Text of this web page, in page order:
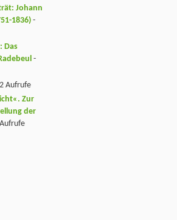
Johann
1836)-
Das
-
Aufrufe
Zur
der